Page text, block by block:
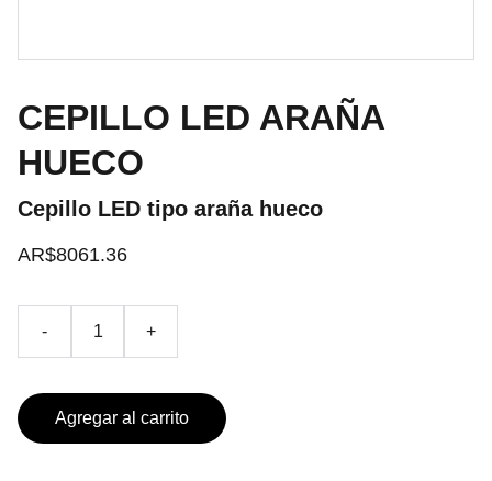
CEPILLO LED ARAÑA
HUECO
Cepillo LED tipo araña hueco
AR$8061.36
- +
Agregar al carrito